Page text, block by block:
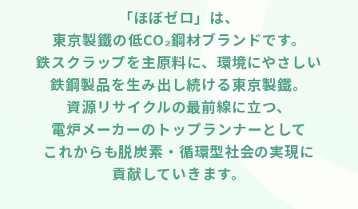
「ほぼゼロ」は、
東京製鐵の低CO₂鋼材ブランドです。
鉄スクラップを主原料に、環境にやさしい
鉄鋼製品を生み出し続ける東京製鐵。
資源リサイクルの最前線に立つ、
電炉メーカーのトップランナーとして
これからも脱炭素・循環型社会の実現に
貢献していきます。